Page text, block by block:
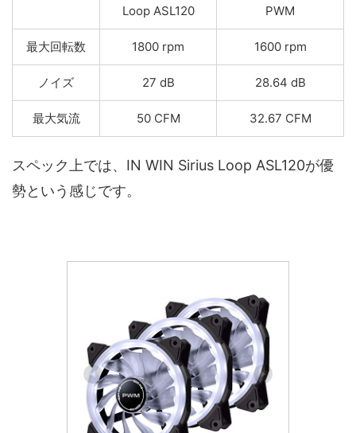
Loop ASL120
PWM
最大回転数 1800 rpm 1600 rpm
ノイズ 27 dB 28.64 dB
最大気流 50 CFM 32.67 CFM
スペック上では、IN WIN Sirius Loop ASL120が優
勢という感じです。